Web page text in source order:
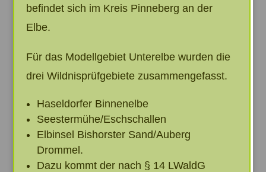
befindet sich im Kreis Pinneberg an der
Elbe.
Für das Modellgebiet Unterelbe wurden die
drei Wildnisprüfgebiete zusammengefasst.
Haseldorfer Binnenelbe
Seestermühe/Eschschallen
Elbinsel Bishorster Sand/Auberg
Drommel.
Dazu kommt der nach § 14 LWaldG